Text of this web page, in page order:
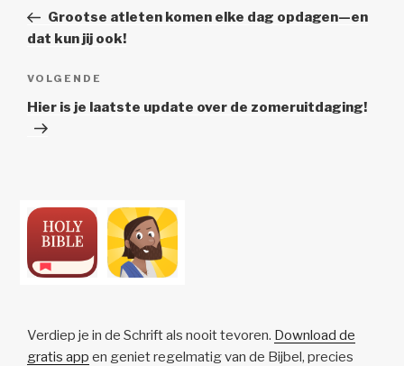
bericht
Grootse atleten komen elke dag opdagen—en
dat kun jij ook!
Volgend
Bericht
VOLGENDE
Hier is je laatste update over de zomeruitdaging!
Verdiep je in de Schrift als nooit tevoren. Download de
gratis app en geniet regelmatig van de Bijbel, precies